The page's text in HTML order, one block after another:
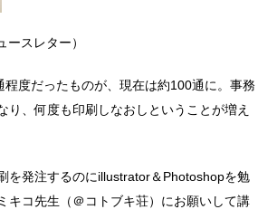
ースレター）
度だったものが、現在は約100通に。事務
、何度も印刷しなおしということが増え
を発注するのにillustrator＆Photoshopを勉
キコ先生（＠コトブキ荘）にお願いして講